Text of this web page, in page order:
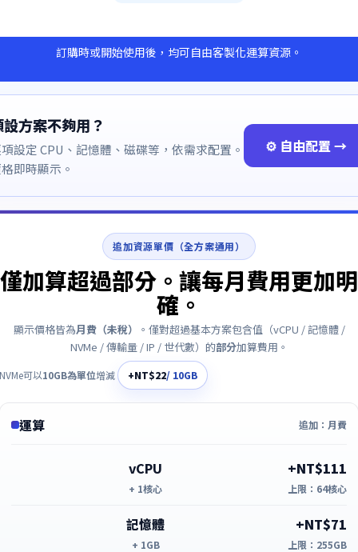
訂購時或開始使用後，均可自由客製化運算資源。
方案不夠用？
設定 CPU、記憶體、磁碟等，依需求配置。
即時顯示。
⚙ 自由配置 →
追加資源單價（全方案通用）
僅加算超過部分。讓每月費用更加明
確。
顯示價格皆為月費（未稅）
。僅對超過基本方案包含值（vCPU / 記憶體 /
NVMe / 傳輸量 / IP / 世代數）的部分加算費用。
NVMe可以10GB為單位增減 +NT$22/ 10GB
運算 追加：月費
vCPU
+ 1核心
+NT$111
上限：64核心
記憶體
+ 1GB
+NT$71
上限：255GB